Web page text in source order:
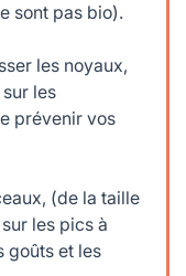
sont pas bio).
les noyaux,
les
prévenir vos
(de la taille
les pics à
goûts et les